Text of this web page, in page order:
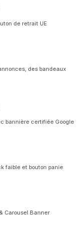
de retrait UE
des bandeaux
bannière certifiée Google
faible et bouton panie
Carousel Banner